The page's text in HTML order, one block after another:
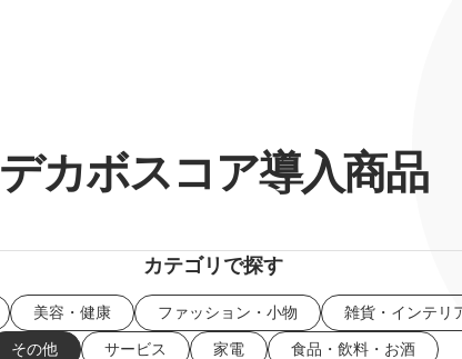
デカボスコア導入商品
カテゴリで探す
美容・健康 ファッション・小物 雑貨・インテリ
その他 サービス 家電 食品・飲料・お酒